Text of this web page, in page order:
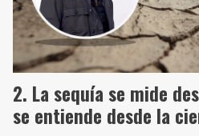
La sequía se mide
se entiende desde la